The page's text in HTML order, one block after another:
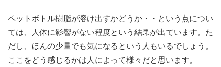
ペットボトル樹脂が溶け出すかどうか・・という点につい
ては、人体に影響がない程度という結果が出ています。た
だし、ほんの少量でも気になるという人もいるでしょう。
ここをどう感じるかは人によって様々だと思います。